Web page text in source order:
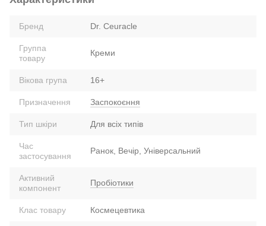
Бренд Dr. Ceuracle
Группа
товару
Креми
Вікова група 16+
Призначення Заспокоєння
Тип шкіри Для всіх типів
Час
застосування
Ранок, Вечір, Універсальний
Активний
компонент
Пробіотики
Клас товару Космецевтика